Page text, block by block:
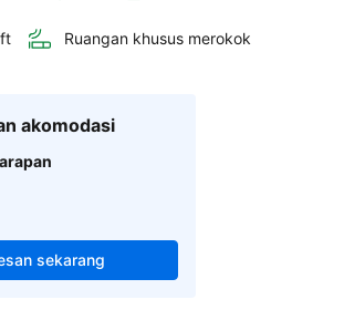
Ruangan khusus merokok
akomodasi
sekarang